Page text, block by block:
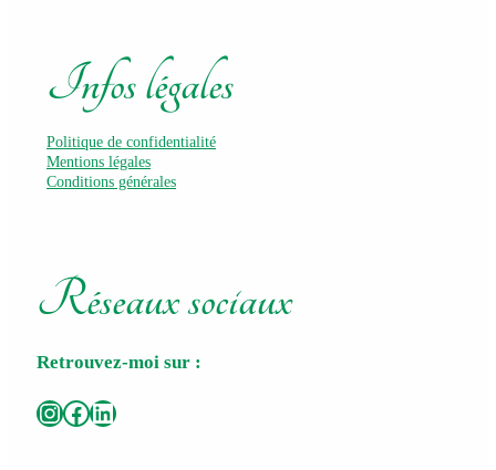
Infos légales
Politique de confidentialité
Mentions légales
Conditions générales
Réseaux sociaux
Retrouvez-moi sur :
InstagramFacebook LinkedIn